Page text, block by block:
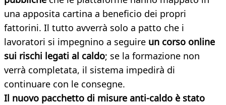
una apposita cartina a beneficio dei propri
fattorini. Il tutto avverrà solo a patto che i
lavoratori si impegnino a seguire un corso online
sui rischi legati al caldo; se la formazione non
verrà completata, il sistema impedirà di
continuare con le consegne.
Il nuovo pacchetto di misure anti-caldo è stato